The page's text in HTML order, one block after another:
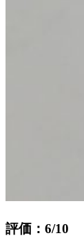
評価：6/10